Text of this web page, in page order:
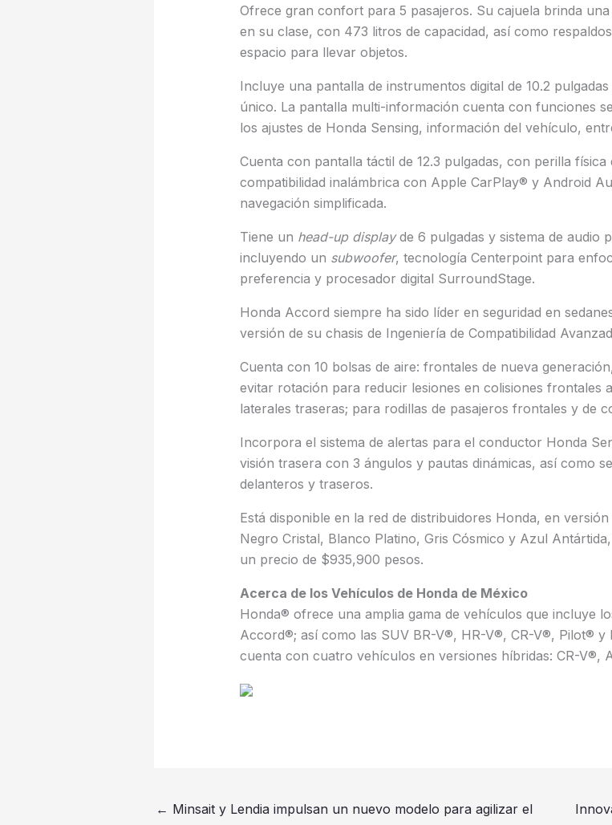
Ofrece gran confort para 5 pasajeros. Su cajuela brinda
en su clase, con 473 litros de capacidad, así como
espacio para llevar objetos.
Incluye una pantalla de instrumentos digital de 10.2
único. La pantalla multi-información cuenta con funciones
los ajustes de Honda Sensing, información del vehículo,
Cuenta con pantalla táctil de 12.3 pulgadas, con perilla
compatibilidad inalámbrica con Apple CarPlay® y Android
navegación simplificada.
Tiene un head-up displayde 6 pulgadas y sistema de audio
incluyendo un subwoofer, tecnología Centerpoint para
preferencia y procesador digital SurroundStage.
Honda Accord siempre ha sido líder en seguridad en
versión de su chasis de Ingeniería de Compatibilidad
Cuenta con 10 bolsas de aire: frontales de nueva
evitar rotación para reducir lesiones en colisiones frontales
laterales traseras; para rodillas de pasajeros frontales y de
Incorpora el sistema de alertas para el conductor Honda
visión trasera con 3 ángulos y pautas dinámicas, así como
delanteros y traseros.
Está disponible en la red de distribuidores Honda, en
Negro Cristal, Blanco Platino, Gris Cósmico y Azul
un precio de $935,900 pesos.
Acerca de los Vehículos de Honda de México
Honda® ofrece una amplia gama de vehículos que incluye
Accord®; así como las SUV BR-V®, HR-V®, CR-V®, Pilot® y
cuenta con cuatro vehículos en versiones híbridas: CR-V®,
← Minsait y Lendia impulsan un nuevo modelo para agilizar el